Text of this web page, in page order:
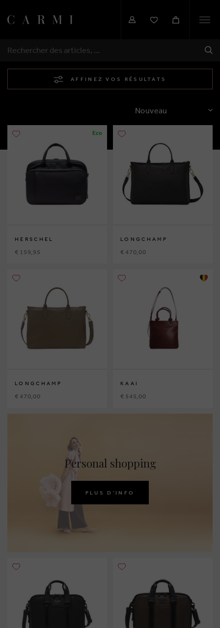
RECHERCHER
AFFINEZ VOS RÉSULTATS
TRIER
Eco
HERSCHEL
€ 159,95
LONGCHAMP
€ 470,00
LONGCHAMP
€ 470,00
KAAI
€ 545,00
Personal shopping
PLUS D'INFO